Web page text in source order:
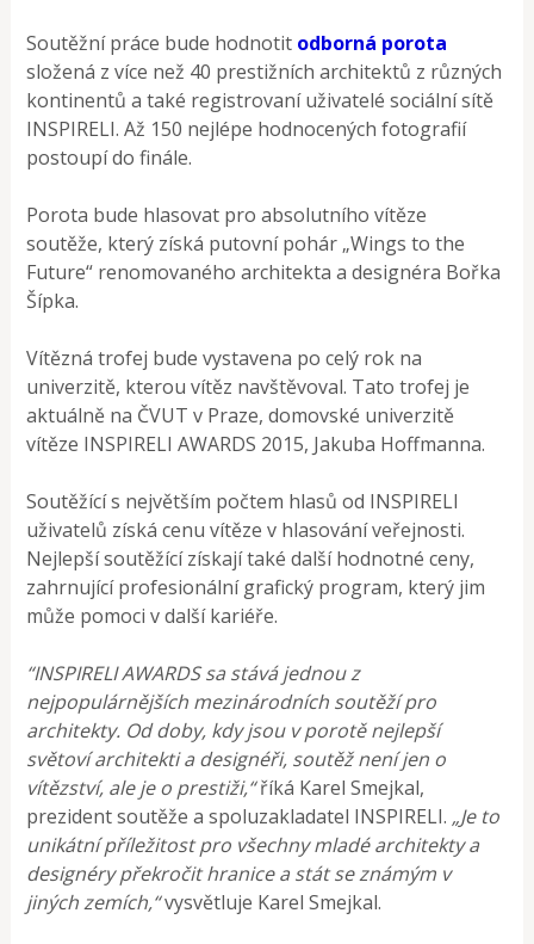
Soutěžní práce bude hodnotit odborná porota
složená z více než 40 prestižních architektů z různých
kontinentů a také registrovaní uživatelé sociální sítě
INSPIRELI. Až 150 nejlépe hodnocených fotografií
postoupí do finále.
Porota bude hlasovat pro absolutního vítěze
soutěže, který získá putovní pohár „Wings to the
Future“ renomovaného architekta a designéra Bořka
Šípka.
Vítězná trofej bude vystavena po celý rok na
univerzitě, kterou vítěz navštěvoval. Tato trofej je
aktuálně na ČVUT v Praze, domovské univerzitě
vítěze INSPIRELI AWARDS 2015, Jakuba Hoffmanna.
Soutěžící s největším počtem hlasů od INSPIRELI
uživatelů získá cenu vítěze v hlasování veřejnosti.
Nejlepší soutěžící získají také další hodnotné ceny,
zahrnující profesionální grafický program, který jim
může pomoci v další kariéře.
“INSPIRELI AWARDS sa stává jednou z
nejpopulárnějších mezinárodních soutěží pro
architekty. Od doby, kdy jsou v porotě nejlepší
světoví architekti a designéři, soutěž není jen o
vítězství, ale je o prestiži,“říká Karel Smejkal,
prezident soutěže a spoluzakladatel INSPIRELI. „Je to
unikátní příležitost pro všechny mladé architekty a
designéry překročit hranice a stát se známým v
jiných zemích,“vysvětluje Karel Smejkal.